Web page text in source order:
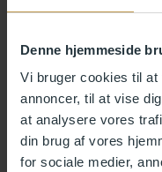
Denne hjemmeside
Vi bruger cookies til
annoncer, til at vise
at analysere vores
din brug af vores
for sociale medier,